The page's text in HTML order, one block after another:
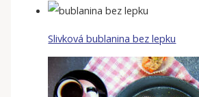
Slivková bublanina bez lepku